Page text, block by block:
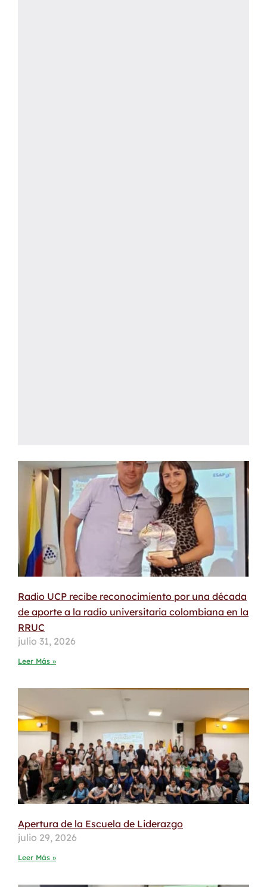
Radio UCP recibe reconocimiento por una década
de aporte a la radio universitaria colombiana en la
RRUC
julio 31, 2026
Leer Más »
Apertura de la Escuela de Liderazgo
julio 29, 2026
Leer Más »